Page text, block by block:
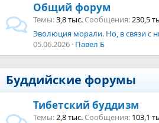
Общий форум
Темы 3,8 тыс. Сообщения 230,5
05.06.2026 Павел Б
Буддийские форумы
Тибетский буддизм
Темы 2,8 тыс. Сообщения 103,1